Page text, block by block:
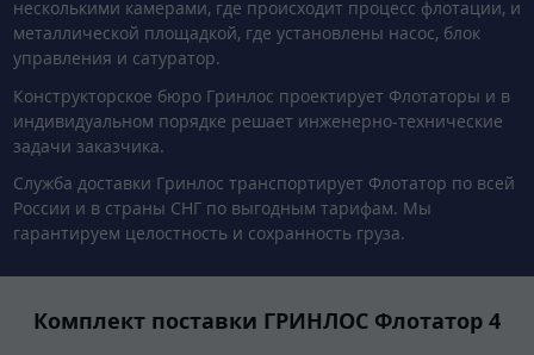
несколькими камерами, где происходит процесс флотации, и
металлической площадкой, где установлены насос, блок
управления и сатуратор.
Конструкторское бюро Гринлос проектирует Флотаторы и в
индивидуальном порядке решает инженерно-технические
задачи заказчика.
Служба доставки Гринлос транспортирует Флотатор по всей
России и в страны СНГ по выгодным тарифам. Мы
гарантируем целостность и сохранность груза.
Комплект поставки ГРИНЛОС Флотатор 4